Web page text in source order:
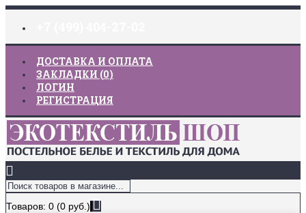
ДОСТАВКА И ОПЛАТА
ЗАКЛАДКИ (0)
ЛОГИН
РЕГИСТРАЦИЯ
Товаров: 0 (0 руб.)